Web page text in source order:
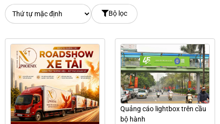
Bộ lọc
Quảng cáo lightbox trên cầu
bộ hành